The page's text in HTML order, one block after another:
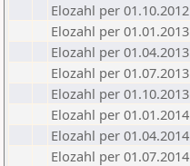
Elozahl per 01.10.2012
Elozahl per 01.01.2013
Elozahl per 01.04.2013
Elozahl per 01.07.2013
Elozahl per 01.10.2013
Elozahl per 01.01.2014
Elozahl per 01.04.2014
Elozahl per 01.07.2014